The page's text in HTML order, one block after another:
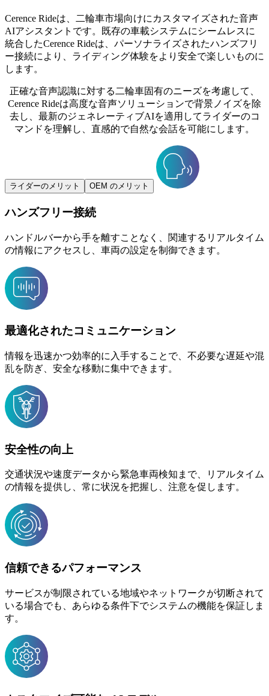
Cerence Rideは、二輪車市場向けにカスタマイズされた音声
AIアシスタントです。既存の車載システムにシームレスに
統合したCerence Rideは、パーソナライズされたハンズフリ
ー接続により、ライディング体験をより安全で楽しいものに
します。
正確な音声認識に対する二輪車固有のニーズを考慮して、
Cerence Rideは高度な音声ソリューションで背景ノイズを除
去し、最新のジェネレーティブAIを適用してライダーのコ
マンドを理解し、直感的で自然な会話を可能にします。
ライダーのメリット OEM のメリット
ハンズフリー接続
ハンドルバーから手を離すことなく、関連するリアルタイム
の情報にアクセスし、車両の設定を制御できます。
最適化されたコミュニケーション
情報を迅速かつ効率的に入手することで、不必要な遅延や混
乱を防ぎ、安全な移動に集中できます。
安全性の向上
交通状況や速度データから緊急車両検知まで、リアルタイム
の情報を提供し、常に状況を把握し、注意を促します。
信頼できるパフォーマンス
サービスが制限されている地域やネットワークが切断されて
いる場合でも、あらゆる条件下でシステムの機能を保証しま
す。